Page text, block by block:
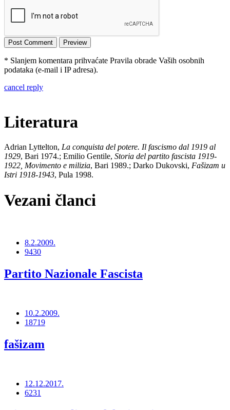
* Slanjem komentara prihvaćate Pravila obrade Vaših osobnih
podataka (e-mail i IP adresa).
cancel reply
Literatura
Adrian Lyttelton, La conquista del potere. Il fascismo dal 1919 al
1929, Bari 1974.; Emilio Gentile, Storia del partito fascista 1919-
1922, Movimento e milizia, Bari 1989.; Darko Dukovski, Fašizam u
Istri 1918-1943, Pula 1998.
Vezani članci
8.2.2009.
9430
Partito Nazionale Fascista
10.2.2009.
18719
fašizam
12.12.2017.
6231